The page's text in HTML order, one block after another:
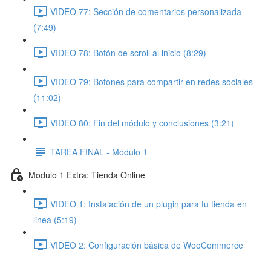
VIDEO 77: Sección de comentarios personalizada
(7:49)
VIDEO 78: Botón de scroll al inicio (8:29)
VIDEO 79: Botones para compartir en redes sociales
(11:02)
VIDEO 80: Fin del módulo y conclusiones (3:21)
TAREA FINAL - Módulo 1
Modulo 1 Extra: Tienda Online
VIDEO 1: Instalación de un plugin para tu tienda en
linea (5:19)
VIDEO 2: Configuración básica de WooCommerce